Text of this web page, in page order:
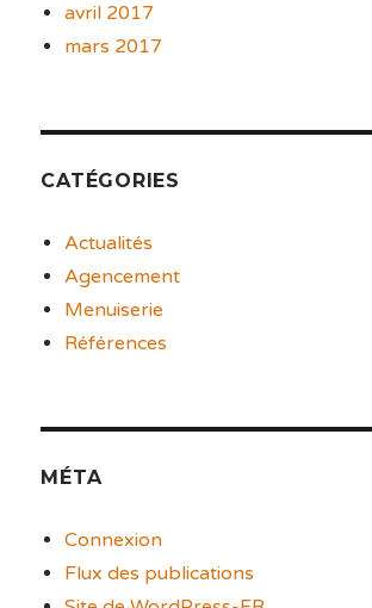
avril 2017
mars 2017
CATÉGORIES
Actualités
Agencement
Menuiserie
Références
MÉTA
Connexion
Flux des publications